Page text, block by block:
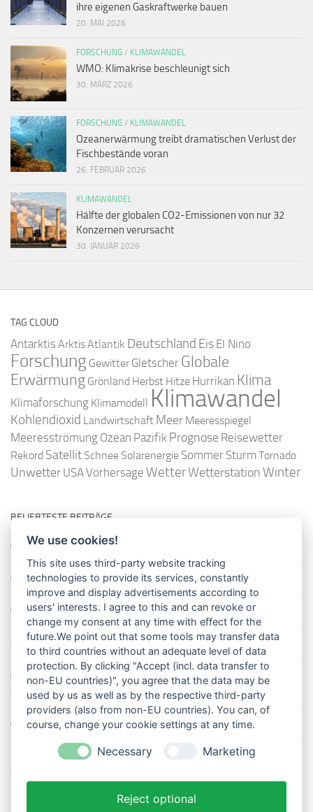
ihre eigenen Gaskraftwerke bauen
20. MAI 2026
FORSCHUNG / KLIMAWANDEL
WMO: Klimakrise beschleunigt sich
30. MÄRZ 2026
FORSCHUNG / KLIMAWANDEL
Ozeanerwärmung treibt dramatischen Verlust der
Fischbestände voran
26. FEBRUAR 2026
KLIMAWANDEL
Hälfte der globalen CO2-Emissionen von nur 32
Konzernen verursacht
30. JANUAR 2026
TAG CLOUD
Antarktis ArktisAtlantik Deutschland Eis El Nino
Forschung Gewitter Gletscher Globale
Erwärmung Grönland Herbst Hitze Hurrikan Klima
Klimaforschung Klimamodell Klimawandel
Kohlendioxid Landwirtschaft Meer Meeresspiegel
Meeresströmung Ozean Pazifik Prognose Reisewetter
Rekord Satellit Schnee Solarenergie Sommer Sturm Tornado
Unwetter USAVorhersage WetterWetterstationWinter
BELIEBTESTE BEITRÄGE
So misst man die Lufttemperatur richtig
Die richtige Wasserpumpe für den Garten
Das Wetter-Netzwerk WeatherCloud
So stellt man einen Regenmesser korrekt auf
11 Dinge über den Luftdruck, die Sie garantiert noch nicht alle
wussten
Blitzstatistik Europa: Wo gewittert es am meisten?
We use cookies!
This site uses third-party website tracking
technologies to provide its services, constantly
improve and display advertisements according to
users' interests. I agree to this and can revoke or
change my consent at any time with effect for the
future.We point out that some tools may transfer data
to third countries without an adequate level of data
protection. By clicking "Accept (incl. data transfer to
non-EU countries)", you agree that the data may be
used by us as well as by the respective third-party
providers (also from non-EU countries). You can, of
course, change your cookie settings at any time.
Necessary Marketing
Reject optional